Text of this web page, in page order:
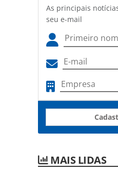
As principais
seu e-mail
MAIS LIDAS